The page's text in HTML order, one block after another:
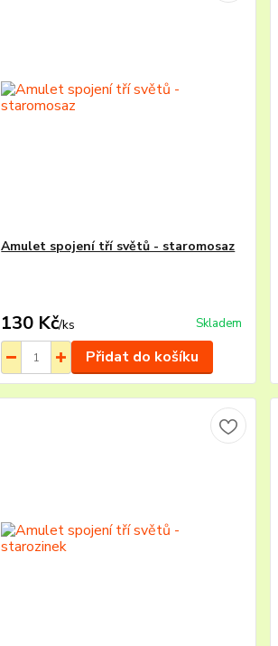
Amulet spojení tří světů - staromosaz
130 Kč/ks Skladem
Přidat do košíku